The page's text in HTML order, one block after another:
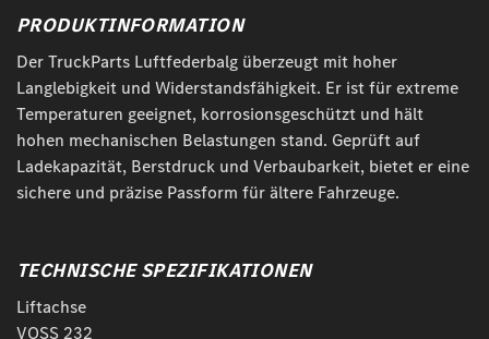
PRODUKTINFORMATION
Der TruckParts Luftfederbalg überzeugt mit hoher
Langlebigkeit und Widerstandsfähigkeit. Er ist für extreme
Temperaturen geeignet, korrosionsgeschützt und hält
hohen mechanischen Belastungen stand. Geprüft auf
Ladekapazität, Berstdruck und Verbaubarkeit, bietet er eine
sichere und präzise Passform für ältere Fahrzeuge.
TECHNISCHE SPEZIFIKATIONEN
Liftachse
VOSS 232